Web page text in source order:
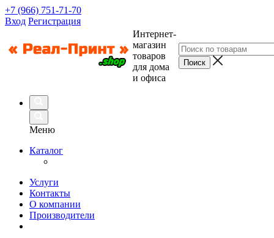
+7 (966) 751-71-70
Вход Регистрация
Интернет-
магазин
товаров
для дома
и офиса
Меню
Каталог
Услуги
Контакты
О компании
Производители